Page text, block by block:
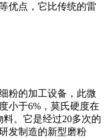
优点，它比传统的雷
粉的加工设备，此微
小于6%，莫氏硬度在
。它是经过20多次的
发制造的新型磨粉